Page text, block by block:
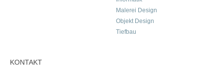
Malerei Design
Objekt Design
Tiefbau
KONTAKT